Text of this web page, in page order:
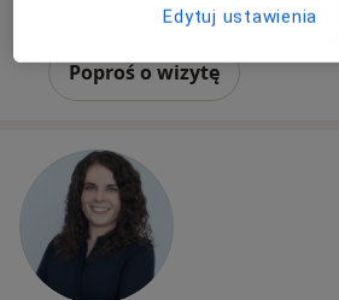
Poproś o wizytę
Edytuj ustawienia